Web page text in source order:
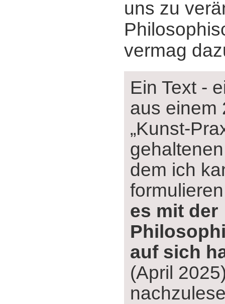
uns zu
vermag
Ein Text -
aus einem
„Kunst-
dem ich
es mit der
auf sich
(April